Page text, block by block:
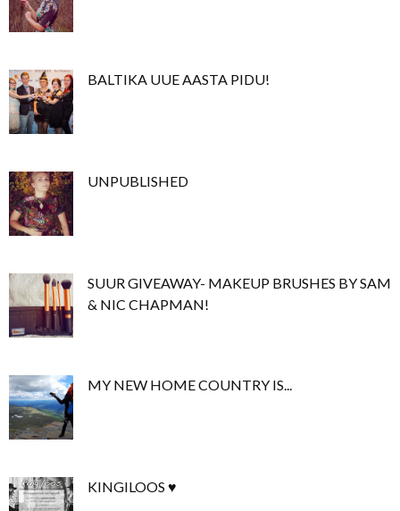
BALTIKA UUE AASTA PIDU!
UNPUBLISHED
SUUR GIVEAWAY- MAKEUP BRUSHES BY SAM
& NIC CHAPMAN!
MY NEW HOME COUNTRY IS...
KINGILOOS ♥